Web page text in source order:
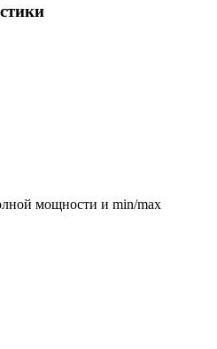
мощности и min/max